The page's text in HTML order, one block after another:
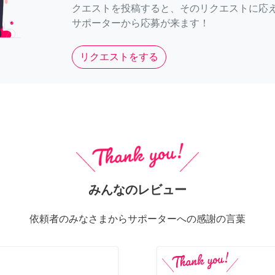
クエストを投稿すると、そのリクエストに応
サポーターから応募が来ます！
リクエストをする
みんなのレビュー
依頼者のみなさまからサポーターへの感謝の言葉